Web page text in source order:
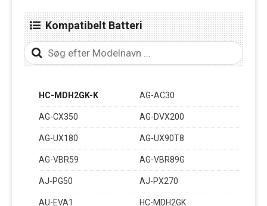
Kompatibelt Batteri
HC-MDH2GK-K AG-AC30
AG-CX350 AG-DVX200
AG-UX180 AG-UX90T8
AG-VBR59 AG-VBR89G
AJ-PG50 AJ-PX270
AU-EVA1 HC-MDH2GK